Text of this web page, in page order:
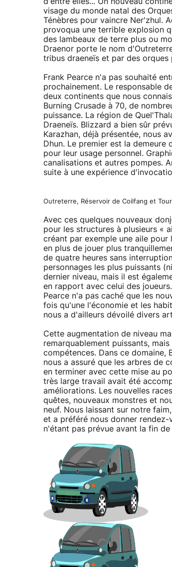
visage du monde natal des
Ténèbres pour vaincre Ner'zhul.
provoqua une terrible explosion
des lambeaux de terre plus ou
Draenor porte le nom
tribus draeneïs et par des orques
Frank Pearce n'a pas souhaité
prochainement. Le responsable
deux continents que nous
Burning Crusade à 70, de
puissance. La région de
Draeneïs. Blizzard a bien sûr
Karazhan, déjà présentée, nous
Dhun. Le premier est la demeure
pour leur usage personnel.
canalisations et autres pompes.
suite à une expérience
Outreterre, Réservoir de Coilfang et
Avec ces quelques nouveaux
pour les structures à plusieurs «
créant par exemple une aile
en plus de jouer plus
de quatre heures sans
personnages les plus puissants
dernier niveau, mais il est
en rapport avec celui des
Pearce n'a pas caché que les
fois qu'une l'économie et les
nous a d'ailleurs dévoilé divers
Cette augmentation de niveau
remarquablement puissants,
compétences. Dans ce domaine,
nous a assuré que les arbres de
en terminer avec cette mise au
très large travail avait été
améliorations. Les nouvelles
quêtes, nouveaux monstres et
neuf. Nous laissant sur notre
et a préféré nous donner
n'étant pas prévue avant la fin